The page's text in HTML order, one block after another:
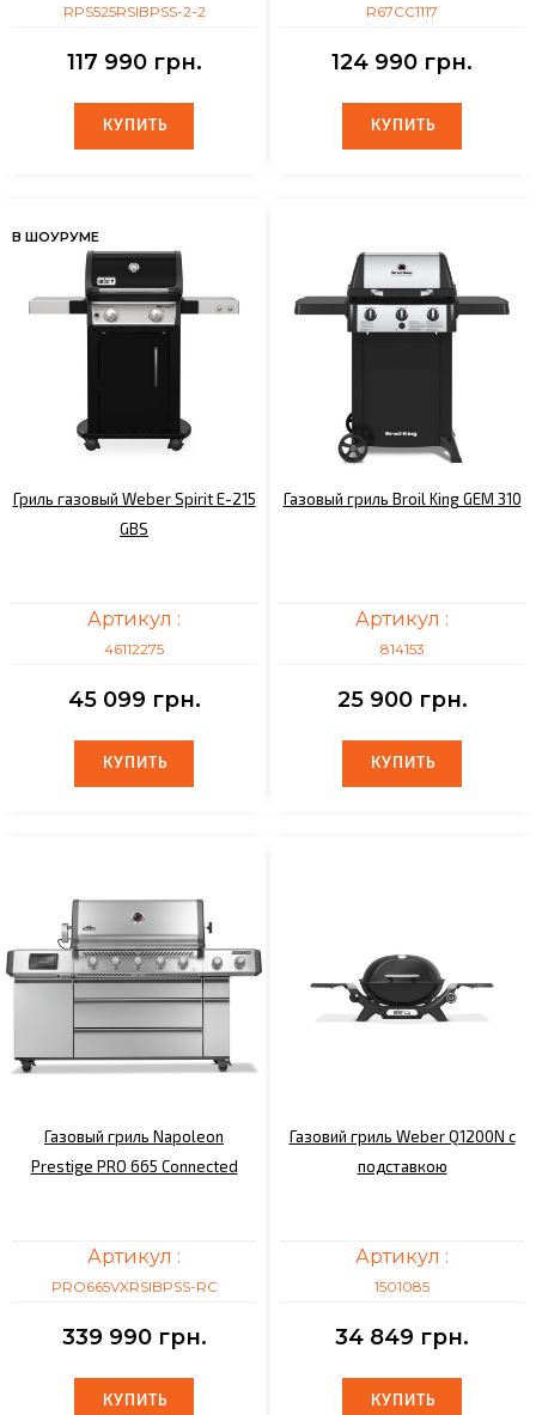
RPS525RSIBPSS-2-2
117 990 грн.
КУПИТЬ
КУПИТЬ
R67CС1117
124 990 грн.
КУПИТЬ
КУПИТЬ
В ШОУРУМЕ
Гриль газовый Weber Spirit E-215
GBS
Артикул :
46112275
45 099 грн.
КУПИТЬ
КУПИТЬ
Газовый гриль Broil King GEM 310
Артикул :
814153
25 900 грн.
КУПИТЬ
КУПИТЬ
Газовый гриль Napoleon
Prestige PRO 665 Connected
Артикул :
PRO665VXRSIBPSS-RC
339 990 грн.
КУПИТЬ
КУПИТЬ
Газовий гриль Weber Q1200N с
подставкою
Артикул :
1501085
34 849 грн.
КУПИТЬ
КУПИТЬ